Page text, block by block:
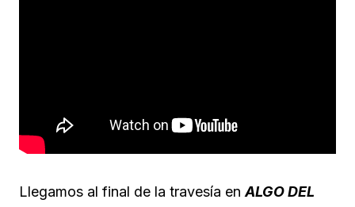
Llegamos al final de la travesía en ALGO DEL